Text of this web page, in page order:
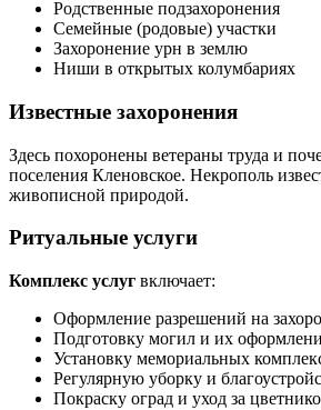
Родственные подзахоронения
Семейные (родовые) участки
Захоронение урн в землю
Ниши в открытых колумбариях
Известные захоронения
Здесь похоронены ветераны труда и
поселения Кленовское. Некрополь
живописной природой.
Ритуальные услуги
Комплекс услуг включает:
Оформление разрешений на
Подготовку могил и их
Установку мемориальных
Регулярную уборку и
Покраску оград и уход за